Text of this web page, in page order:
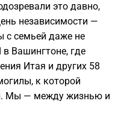
это давно,
независимости —
семьей даже не
Вашингтоне, где
Итая и других 58
к которой
Мы — между жизнью и